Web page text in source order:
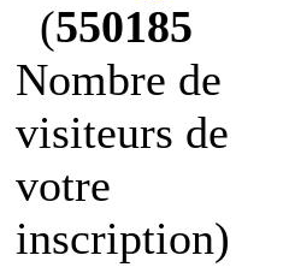
(550185
Nombre de
visiteurs de
votre
inscription)